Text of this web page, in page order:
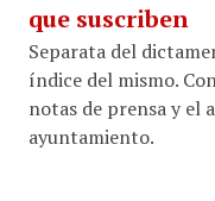
que suscriben
Separata del
índice del mismo.
notas de prensa y el
ayuntamiento.